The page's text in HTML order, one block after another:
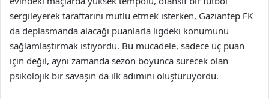
sergileyerek taraftarını mutlu etmek isterken, Gaziantep FK
da deplasmanda alacağı puanlarla ligdeki konumunu
sağlamlaştırmak istiyordu. Bu mücadele, sadece üç puan
için değil, aynı zamanda sezon boyunca sürecek olan
psikolojik bir savaşın da ilk adımını oluşturuyordu.